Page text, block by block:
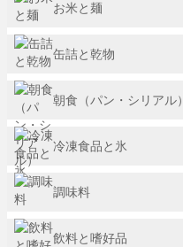
お米と麺
缶詰と乾物
朝食（パン・シリアル）
冷凍食品と氷
調味料
飲料と嗜好品